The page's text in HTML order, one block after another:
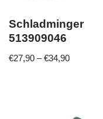
Schladminger
513909046
€27,90 –€34,90